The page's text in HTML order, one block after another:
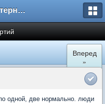
Форум интернет покупателей
Вперед
»
одной, две нормально. люди